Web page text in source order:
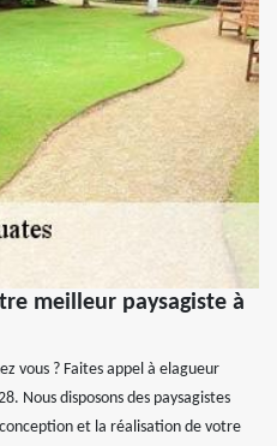
meilleur paysagiste à
vous ? Faites appel à elagueur
Nous disposons des paysagistes
et la réalisation de votre